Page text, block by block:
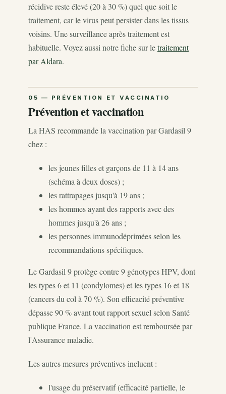
récidive reste élevé (20 à 30 %) quel que soit le
traitement, car le virus peut persister dans les tissus
voisins. Une surveillance après traitement est
habituelle. Voyez aussi notre fiche sur letraitement
par Aldara.
Prévention et vaccination
La HAS recommande la vaccination par Gardasil 9
chez :
les jeunes filles et garçons de 11 à 14 ans
(schéma à deux doses) ;
les rattrapages jusqu'à 19 ans ;
les hommes ayant des rapports avec des
hommes jusqu'à 26 ans ;
les personnes immunodéprimées selon les
recommandations spécifiques.
Le Gardasil 9 protège contre 9 génotypes HPV, dont
les types 6 et 11 (condylomes) et les types 16 et 18
(cancers du col à 70 %). Son efficacité préventive
dépasse 90 % avant tout rapport sexuel selon Santé
publique France. La vaccination est remboursée par
l'Assurance maladie.
Les autres mesures préventives incluent :
l'usage du préservatif (efficacité partielle, le